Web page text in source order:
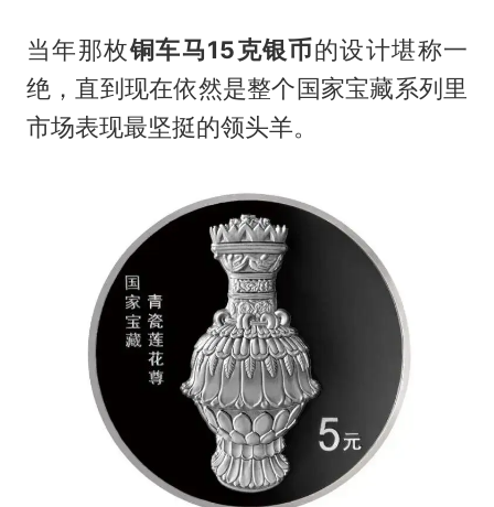
当年那枚铜车马15克银币的设计堪称一
绝，直到现在依然是整个国家宝藏系列里
市场表现最坚挺的领头羊。